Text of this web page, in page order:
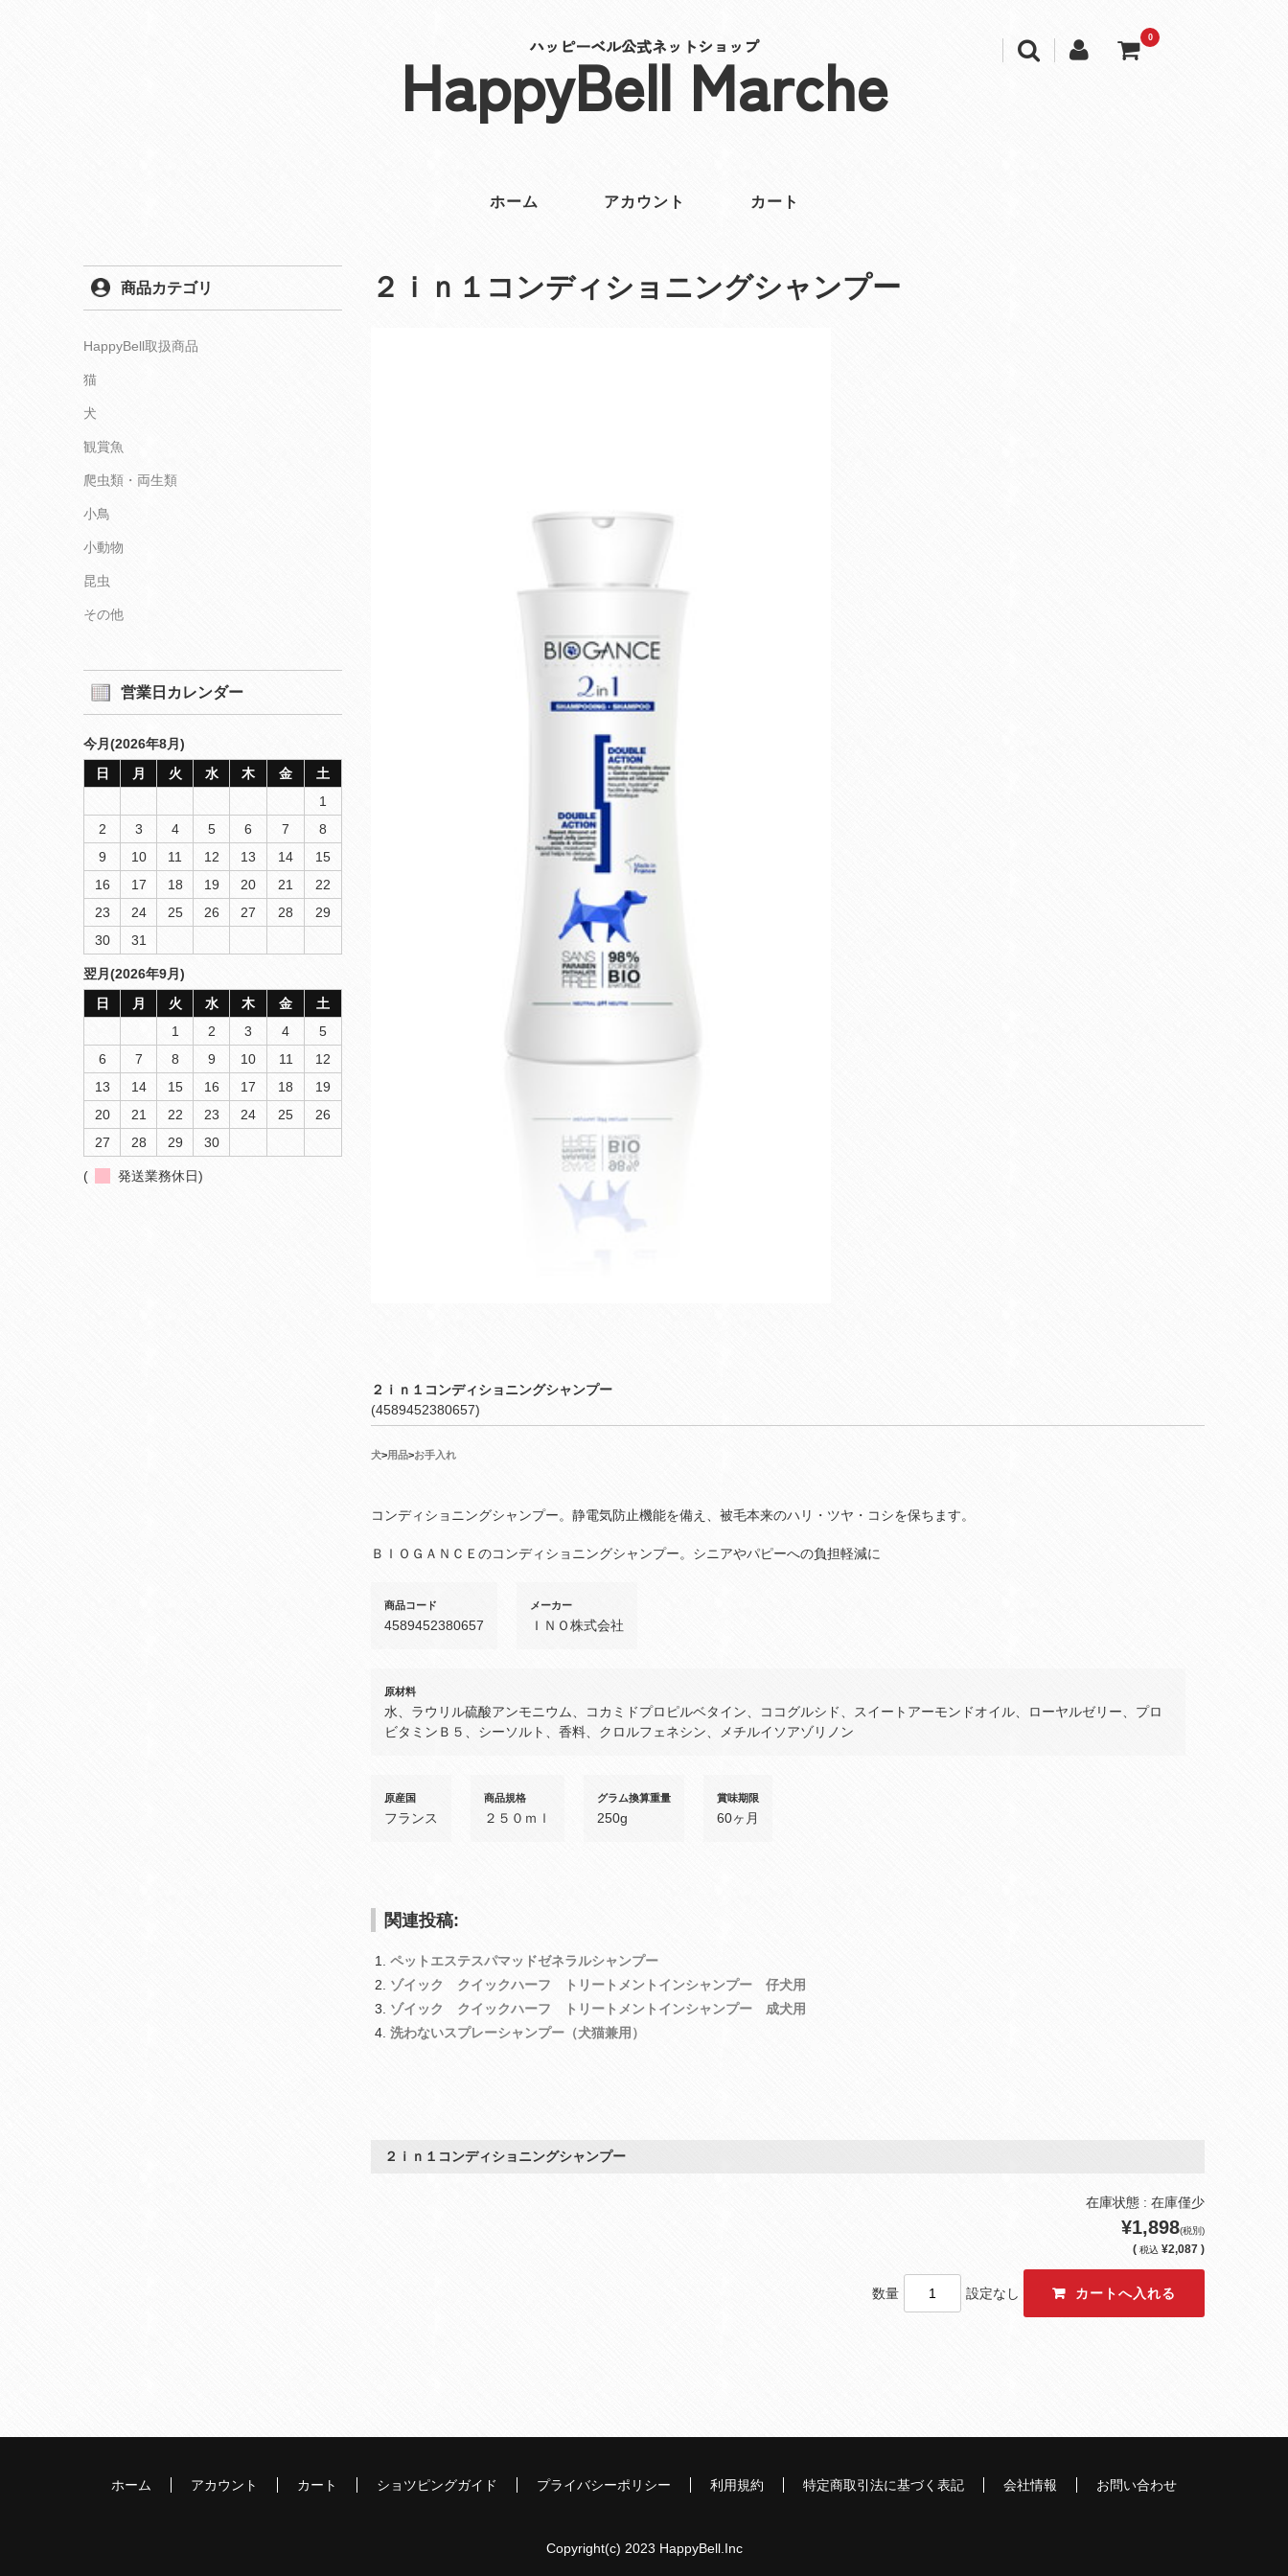
ハッピーベル公式ネットショップ
HappyBell Marche
0
ホーム アカウント カート
２ｉｎ１コンディショニングシャンプー
２ｉｎ１コンディショニングシャンプー
(4589452380657)
犬>用品>お手入れ
コンディショニングシャンプー。静電気防止機能を備え、被毛本来のハリ・ツヤ・コシを保ちます。
ＢＩＯＧＡＮＣＥのコンディショニングシャンプー。シニアやパピーへの負担軽減に
商品コード
4589452380657
メーカー
ＩＮＯ株式会社
原材料
水、ラウリル硫酸アンモニウム、コカミドプロピルベタイン、ココグルシド、スイートアーモンドオイル、ローヤルゼリー、プロ
ビタミンＢ５、シーソルト、香料、クロルフェネシン、メチルイソアゾリノン
原産国
フランス
商品規格
２５０ｍｌ
グラム換算重量
250g
賞味期限
60ヶ月
関連投稿:
ペットエステスパマッドゼネラルシャンプー
ゾイック クイックハーフ トリートメントインシャンプー 仔犬用
ゾイック クイックハーフ トリートメントインシャンプー 成犬用
洗わないスプレーシャンプー（犬猫兼用）
２ｉｎ１コンディショニングシャンプー
在庫状態 : 在庫僅少
¥1,898(税別)
( 税込 ¥2,087 )
数量 設定なし
商品カテゴリ
HappyBell取扱商品
猫
犬
観賞魚
爬虫類・両生類
小鳥
小動物
昆虫
その他
営業日カレンダー
今月(2026年8月)
日
月 火 水 木 金
土
1
2
3 4 5 6 7
8
9
10 11 12 13 14
15
16
17 18 19 20 21
22
23
24 25 26 27 28
29
30
31
翌月(2026年9月)
日
月 火 水 木 金
土
1
2 3 4
5
6
7 8 9 10 11
12
13
14 15 16 17 18
19
20
21 22 23 24 25
26
27
28 29 30
( 発送業務休日)
ホーム アカウント カート ショツピングガイド プライバシーポリシー 利用規約 特定商取引法に基づく表記 会社情報 お問い合わせ
Copyright(c) 2023 HappyBell.Inc